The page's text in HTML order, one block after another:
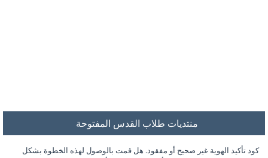
منتديات طلاب القدس المفتوحة
كود تأكيد الهوية غير صحيح أو مفقود. هل قمت بالوصول لهذه الخطوة بشكل